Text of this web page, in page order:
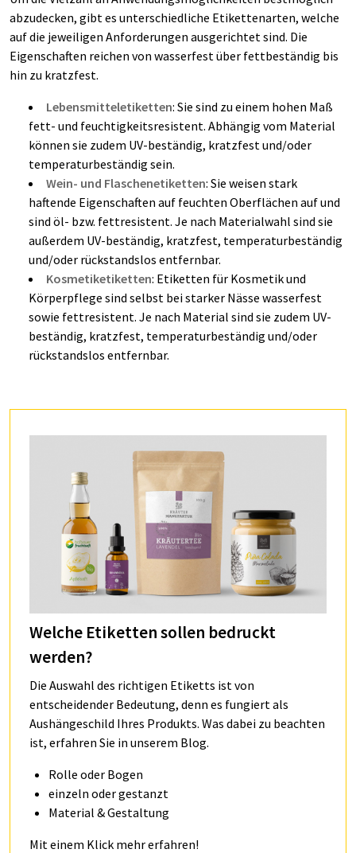
abzudecken, gibt es unterschiedliche Etikettenarten, welche
auf die jeweiligen Anforderungen ausgerichtet sind. Die
Eigenschaften reichen von wasserfest über fettbeständig bis
hin zu kratzfest.
Lebensmitteletiketten: Sie sind zu einem hohen Maß
fett- und feuchtigkeitsresistent. Abhängig vom Material
können sie zudem UV-beständig, kratzfest und/oder
temperaturbeständig sein.
Wein- und Flaschenetiketten: Sie weisen stark
haftende Eigenschaften auf feuchten Oberflächen auf und
sind öl- bzw. fettresistent. Je nach Materialwahl sind sie
außerdem UV-beständig, kratzfest, temperaturbeständig
und/oder rückstandslos entfernbar.
Kosmetiketiketten: Etiketten für Kosmetik und
Körperpflege sind selbst bei starker Nässe wasserfest
sowie fettresistent. Je nach Material sind sie zudem UV-
beständig, kratzfest, temperaturbeständig und/oder
rückstandslos entfernbar.
Welche Etiketten sollen bedruckt
werden?
Die Auswahl des richtigen Etiketts ist von
entscheidender Bedeutung, denn es fungiert als
Aushängeschild Ihres Produkts. Was dabei zu beachten
ist, erfahren Sie in unserem Blog.
Rolle oder Bogen
einzeln oder gestanzt
Material & Gestaltung
Mit einem Klick mehr erfahren!